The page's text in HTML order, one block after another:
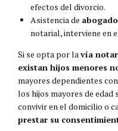
efectos del divorcio.
Asistencia de
notarial, interviene en
Si se opta por la vía
existan hijos menores
mayores dependientes
los hijos mayores de
convivir en el domicilio o
prestar su